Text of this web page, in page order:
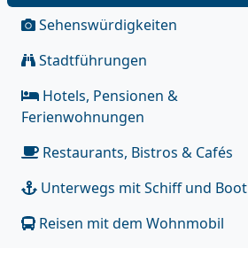
Sehenswürdigkeiten
Stadtführungen
Hotels, Pensionen &
Ferienwohnungen
Restaurants, Bistros & Cafés
Unterwegs mit Schiff und Boot
Reisen mit dem Wohnmobil